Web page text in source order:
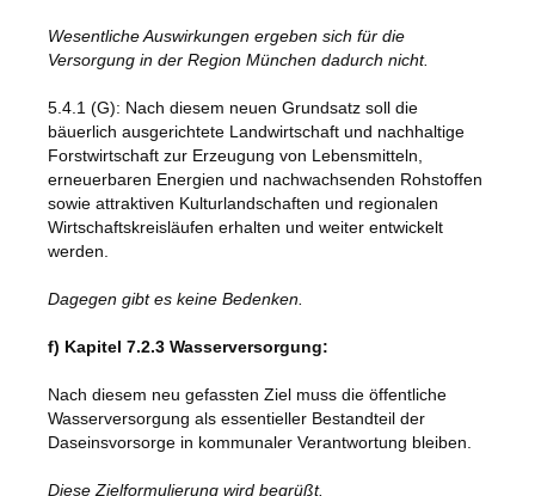
Wesentliche Auswirkungen ergeben sich für die
Versorgung in der Region München dadurch nicht.
5.4.1 (G): Nach diesem neuen Grundsatz soll die
bäuerlich ausgerichtete Landwirtschaft und nachhaltige
Forstwirtschaft zur Erzeugung von Lebensmitteln,
erneuerbaren Energien und nachwachsenden Rohstoffen
sowie attraktiven Kulturlandschaften und regionalen
Wirtschaftskreisläufen erhalten und weiter entwickelt
werden.
Dagegen gibt es keine Bedenken.
f) Kapitel 7.2.3 Wasserversorgung:
Nach diesem neu gefassten Ziel muss die öffentliche
Wasserversorgung als essentieller Bestandteil der
Daseinsvorsorge in kommunaler Verantwortung bleiben.
Diese Zielformulierung wird begrüßt.